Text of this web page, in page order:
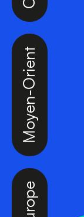
Europe
Moyen-Orient